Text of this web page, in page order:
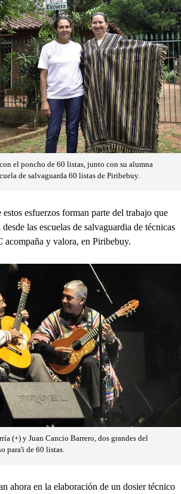
el poncho de 60 listas, junto con su alumna
de salvaguarda 60 listas de Piribebuy.
esfuerzos forman parte del trabajo que
las escuelas de salvaguardia de técnicas
acompaña y valora, en Piribebuy.
(+) y Juan Cancio Barrero, dos grandes del
para'i de 60 listas.
ahora en la elaboración de un dosier técnico